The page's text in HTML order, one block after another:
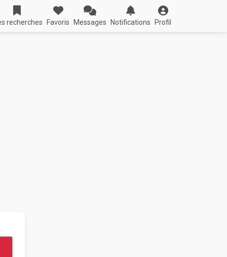
recherches Favoris Messages Notifications Profil